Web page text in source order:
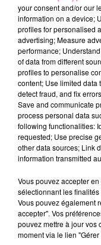
donné des
Nice. Celle que
grands rendez-
dans le jeu qu’en
automne-hiver
profondeur de
qualitative, avec
remarquées des
Niane.
Hognon le sent«
entraînements.
c’était logique de
la rotation. Et
performance
l’attaquant
compétitions
saison en juillet.
your consent and/or our
information on a device;
profiles for personalised
advertising; Measure
performance;
of data from different
profiles to personalise
content; Use limited data
detect fraud, and fix
Save and communicate
process personal data
following functionalities:
requested; Use precise
other data sources; Link
information transmitted
Vous pouvez accepter
sélectionnant les
Vous pouvez également
accepter". Vos
pouvez mettre à jour vos
moment via le lien